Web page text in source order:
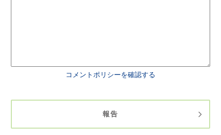
コメントポリシーを確認する
報告